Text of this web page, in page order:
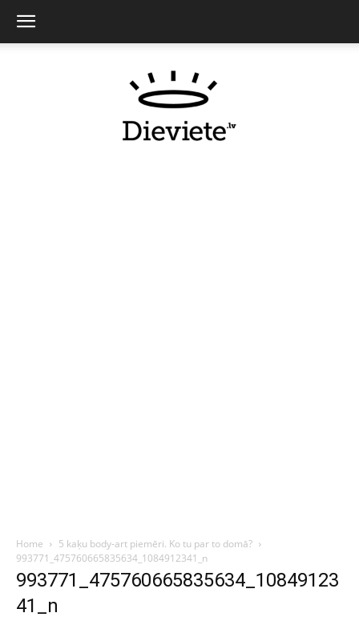
Home
5 kaķu body-art piemēri. Ko tu par to domā?
993771_475760665835634_1084912341_n
993771_475760665835634_10849123
41_n